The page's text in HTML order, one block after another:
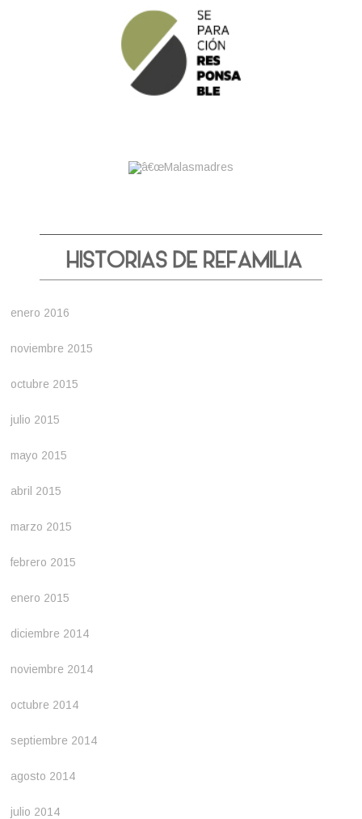
enero 2016
noviembre 2015
octubre 2015
julio 2015
mayo 2015
abril 2015
marzo 2015
febrero 2015
enero 2015
diciembre 2014
noviembre 2014
octubre 2014
septiembre 2014
agosto 2014
julio 2014